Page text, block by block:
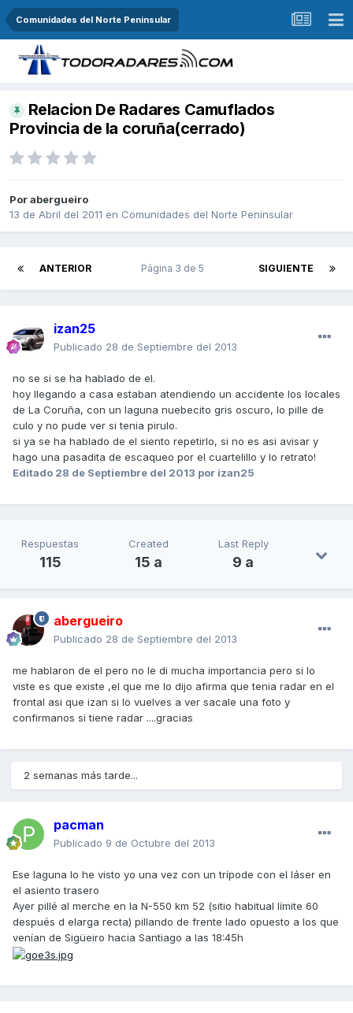
Comunidades del Norte Peninsular
Relacion De Radares Camuflados
Provincia de la coruña(cerrado)
Porabergueiro
13 de Abril del 2011 en Comunidades del Norte Peninsular
ANTERIOR SIGUIENTE
Página 3 de 5
izan25
Publicado 28 de Septiembre del 2013
no se si se ha hablado de el.
hoy llegando a casa estaban atendiendo un accidente los locales
de La Coruña, con un laguna nuebecito gris oscuro, lo pille de
culo y no pude ver si tenia pirulo.
si ya se ha hablado de el siento repetirlo, si no es asi avisar y
hago una pasadita de escaqueo por el cuartelillo y lo retrato!
Editado 28 de Septiembre del 2013 por izan25
Respuestas
115
Created
15 a
Last Reply
9 a
abergueiro
Publicado 28 de Septiembre del 2013
me hablaron de el pero no le di mucha importancia pero si lo
viste es que existe ,el que me lo dijo afirma que tenia radar en el
frontal asi que izan si lo vuelves a ver sacale una foto y
confirmanos si tiene radar ....gracias
2 semanas más tarde...
pacman
Publicado 9 de Octubre del 2013
Ese laguna lo he visto yo una vez con un trípode con el láser en
el asiento trasero
Ayer pillé al merche en la N-550 km 52 (sitio habitual límite 60
después d elarga recta) pillando de frente lado opuesto a los que
venían de Sigüeiro hacia Santiago a las 18:45h